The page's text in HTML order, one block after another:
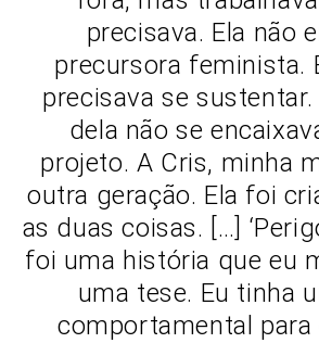
precisava. Ela não
precursora feminista.
precisava se
dela não se
projeto. A Cris, minha
outra geração. Ela foi
as duas coisas. […]
foi uma história que eu
uma tese. Eu tinha
comportamental para